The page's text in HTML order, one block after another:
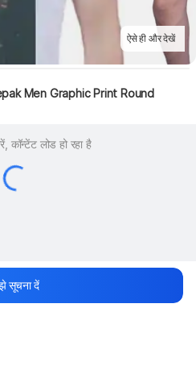
ऐसे ही और देखें
Men Graphic Print Round
कॉन्टेंट लोड हो रहा है
सूचना दें